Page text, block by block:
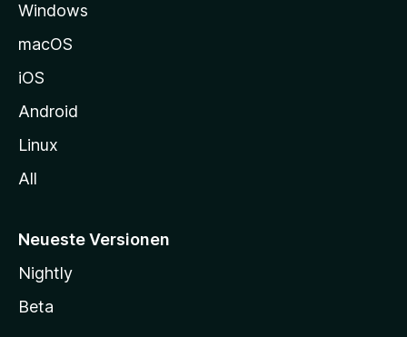
g
e
e
n
Windows
macOS
iOS
Android
Linux
All
Neueste Versionen
Nightly
Beta